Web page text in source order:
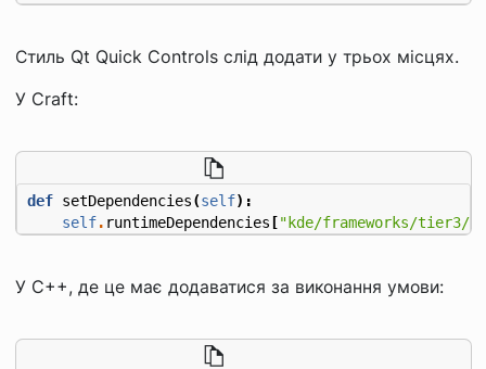
Стиль Qt Quick Controls слід додати у трьох місцях.
У Craft:
def setDependencies(self):
self. runtimeDependencies ["kde/frameworks/tier3/
У C++, де це має додаватися за виконання умови: